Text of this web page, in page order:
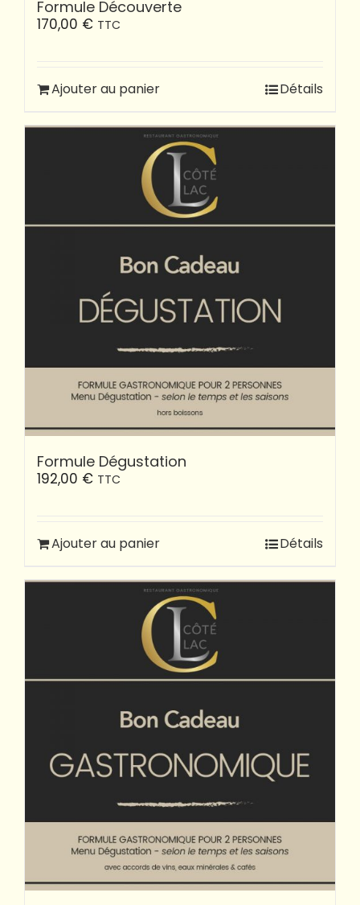
Formule Découverte
170,00 € TTC
Ajouter au panier Détails
Formule Dégustation
192,00 € TTC
Ajouter au panier Détails